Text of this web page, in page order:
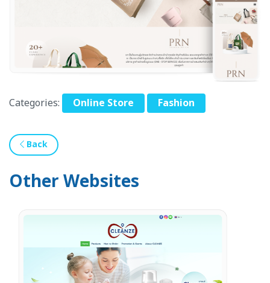
Categories: Online Store Fashion
Back
Other Websites